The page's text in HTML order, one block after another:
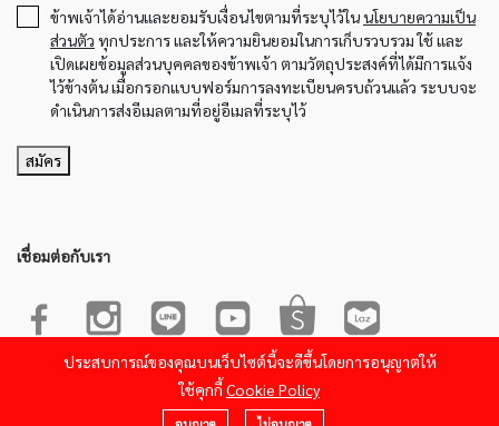
ข้าพเจ้าได้อ่านและยอมรับเงื่อนไขตามที่ระบุไว้ในนโยบายความเป็น
ส่วนตัว ทุกประการ และให้ความยินยอมในการเก็บรวบรวม ใช้ และ
เปิดเผยข้อมูลส่วนบุคคลของข้าพเจ้า ตามวัตถุประสงค์ที่ได้มีการแจ้ง
ไว้ข้างต้น เมื่อกรอกแบบฟอร์มการลงทะเบียนครบถ้วนแล้ว ระบบจะ
ดำเนินการส่งอีเมลตามที่อยู่อีเมลที่ระบุไว้
สมัคร
เชื่อมต่อกับเรา
© 2022-2023 Sakura Product. All Rights Reserved.Powered by
26OCT Soft Access.
ประสบการณ์ของคุณบนเว็บไซต์นี้จะดีขึ้นโดยการอนุญาตให้
ใช้คุกกี้ Cookie Policy